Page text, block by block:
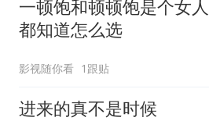
一顿饱和顿顿饱是个女人
都知道怎么选
影视随你看 1跟贴
进来的真不是时候